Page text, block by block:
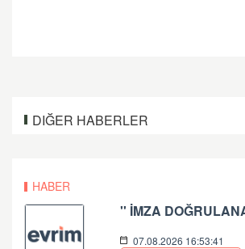
DIĞER HABERLER
HABER
07.08.2026 16:53:41